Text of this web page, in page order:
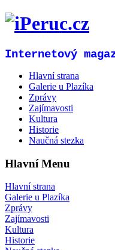
Internetový
Hlavní strana
Galerie u Plazíka
Zprávy
Zajímavosti
Kultura
Historie
Naučná stezka
Hlavní Menu
Hlavní strana
Galerie u Plazíka
Zprávy
Zajímavosti
Kultura
Historie